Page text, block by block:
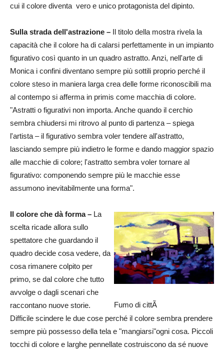
cui il colore diventa vero e unico protagonista del dipinto.
Sulla strada dell'astrazione – Il titolo della mostra rivela la
capacità che il colore ha di calarsi perfettamente in un impianto
figurativo così quanto in un quadro astratto. Anzi, nell'arte di
Monica i confini diventano sempre più sottili proprio perché il
colore steso in maniera larga crea delle forme riconoscibili ma
al contempo si afferma in primis come macchia di colore.
"Astratti o figurativi non importa. Anche quando il cerchio
sembra chiudersi mi ritrovo al punto di partenza – spiega
l'artista – il figurativo sembra voler tendere all'astratto,
lasciando sempre più indietro le forme e dando maggior spazio
alle macchie di colore; l'astratto sembra voler tornare al
figurativo: componendo sempre più le macchie esse
assumono inevitabilmente una forma".
Fumo di cittÃ
Il colore che dà forma – La
scelta ricade allora sullo
spettatore che guardando il
quadro decide cosa vedere, da
cosa rimanere colpito per
primo, se dal colore che tutto
avvolge o dagli scenari che
raccontano nuove storie.
Difficile scindere le due cose perché il colore sembra prendere
sempre più possesso della tela e "mangiarsi"ogni cosa. Piccoli
tocchi di colore e larghe pennellate costruiscono da sé nuove